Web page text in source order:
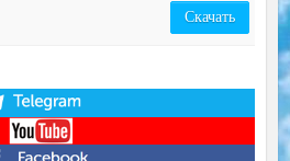
Скачать